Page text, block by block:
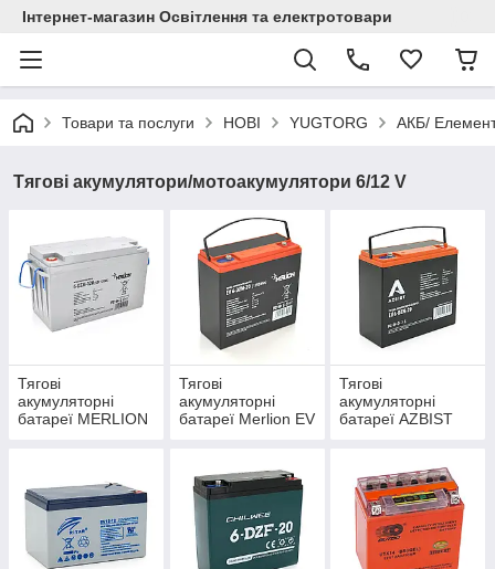
Інтернет-магазин Освітлення та електротовари
Товари та послуги НОВІ YUGTORG АКБ/
Тягові акумулятори/мотоакумулятори 6/12 V
Тягові
акумуляторні
батареї MERLION
Тягові
акумуляторні
батареї Merlion EV
Тягові
акумуляторні
батареї AZBIST